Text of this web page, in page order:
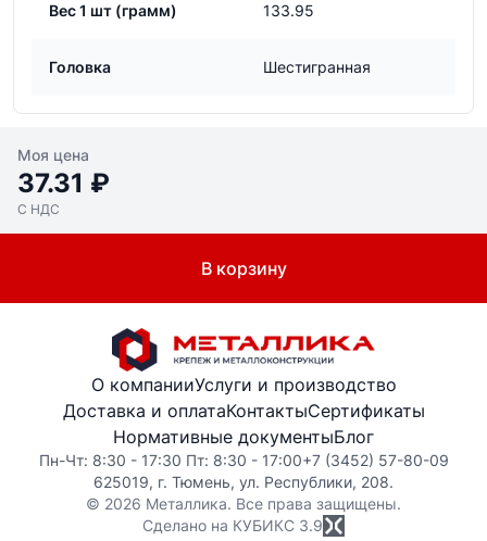
Вес 1 шт (грамм) 133.95
Головка Шестигранная
Моя цена
37.31 ₽
С НДС
В корзину
О компанииУслуги и производство
Доставка и оплатаКонтактыСертификаты
Нормативные документыБлог
Пн-Чт: 8:30 - 17:30 Пт: 8:30 - 17:00+7 (3452) 57-80-09
625019, г. Тюмень, ул. Республики, 208.
© 2026 Металлика. Все права защищены.
Сделано на КУБИКС 3.9